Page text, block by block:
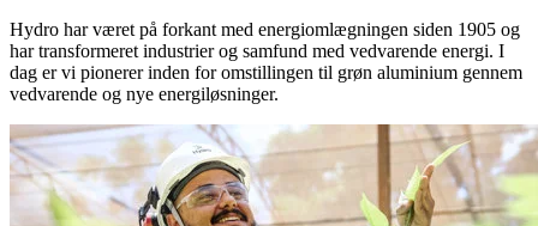
Hydro har været på forkant med energiomlægningen siden 1905 og
har transformeret industrier og samfund med vedvarende energi. I
dag er vi pionerer inden for omstillingen til grøn aluminium gennem
vedvarende og nye energiløsninger.